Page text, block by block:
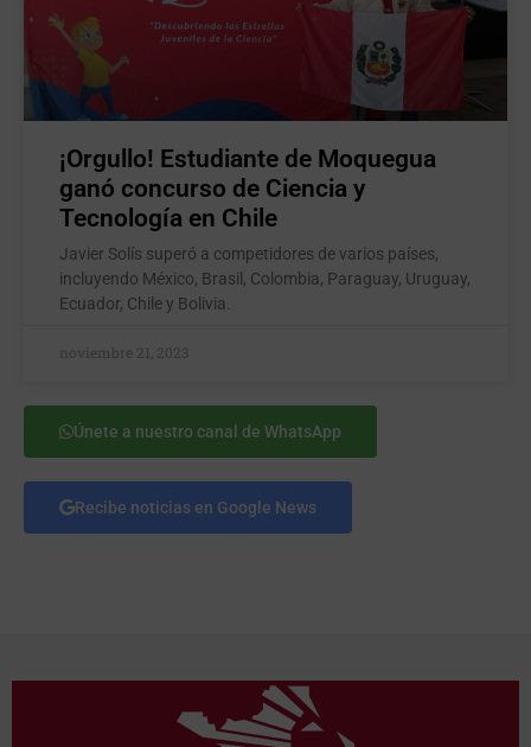
¡Orgullo! Estudiante de Moquegua
ganó concurso de Ciencia y
Tecnología en Chile
Javier Solís superó a competidores de varios países,
incluyendo México, Brasil, Colombia, Paraguay, Uruguay,
Ecuador, Chile y Bolivia.
noviembre 21, 2023
Únete a nuestro canal de WhatsApp
Recibe noticias en Google News